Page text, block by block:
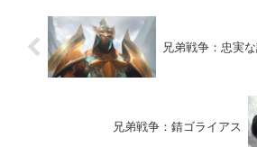
兄弟戦争：忠実
兄弟戦争：錆ゴライアス